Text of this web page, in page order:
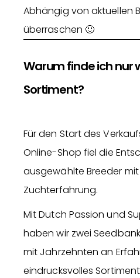
Abhängig von aktuellen
überraschen 🙂
Warum finde ich nur
Sortiment?
Für den Start des
Online-Shop fiel die
ausgewählte Breeder
Zuchterfahrung.
Mit Dutch Passion und
haben wir zwei
mit Jahrzehnten an
eindrucksvolles